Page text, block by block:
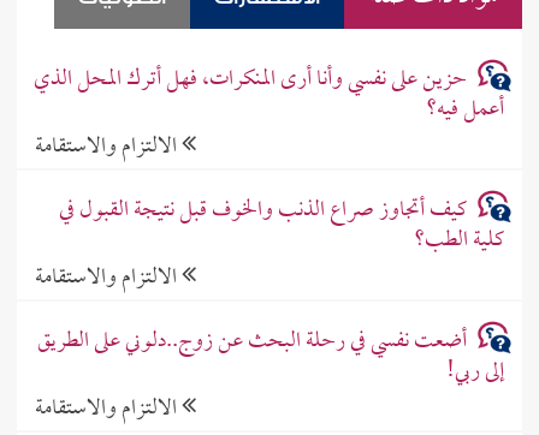
حزين على نفسي وأنا أرى المنكرات، فهل أترك المحل الذي
أعمل فيه؟
الالتزام والاستقامة
كيف أتجاوز صراع الذنب والخوف قبل نتيجة القبول في
كلية الطب؟
الالتزام والاستقامة
أضعت نفسي في رحلة البحث عن زوج..دلوني على الطريق
إلى ربي!
الالتزام والاستقامة